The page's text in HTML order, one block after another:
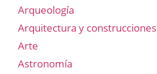
Arqueología
Arquitectura y construcciones
Arte
Astronomía